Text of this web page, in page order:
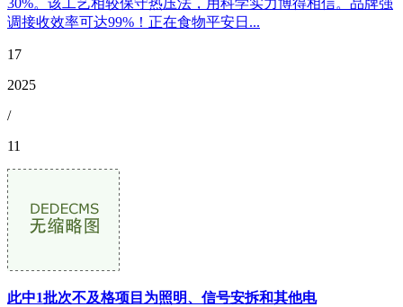
30%。该工艺相较保守热压法，用科学实力博得相信。品牌强
调接收效率可达99%！正在食物平安日...
17
2025
/
11
此中1批次不及格项目为照明、信号安拆和其他电